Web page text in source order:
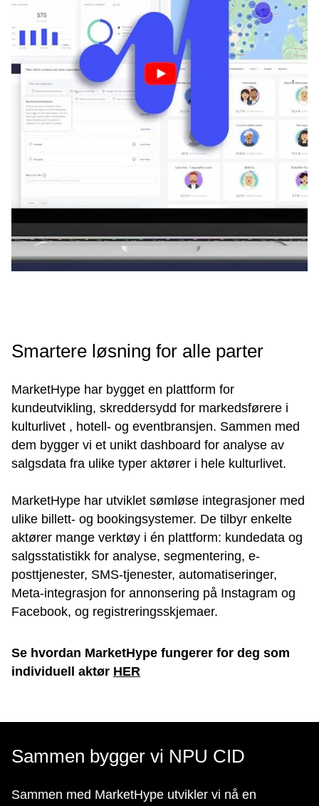
Smartere løsning for alle parter
MarketHype har bygget en plattform for
kundeutvikling, skreddersydd for markedsførere i
kulturlivet , hotell- og eventbransjen. Sammen med
dem bygger vi et unikt dashboard for analyse av
salgsdata fra ulike typer aktører i hele kulturlivet.
MarketHype har utviklet sømløse integrasjoner med
ulike billett- og bookingsystemer. De tilbyr enkelte
aktører mange verktøy i én plattform: kundedata og
salgsstatistikk for analyse, segmentering, e-
posttjenester, SMS-tjenester, automatiseringer,
Meta-integrasjon for annonsering på Instagram og
Facebook, og registreringsskjemaer.
Se hvordan MarketHype fungerer for deg som
individuell aktør HER
Sammen bygger vi NPU CID
Sammen med MarketHype utvikler vi nå en